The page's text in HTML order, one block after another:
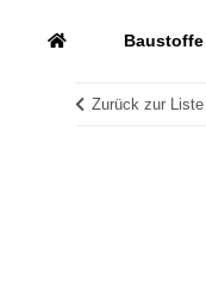
Baustoffe
Zurück zur Liste